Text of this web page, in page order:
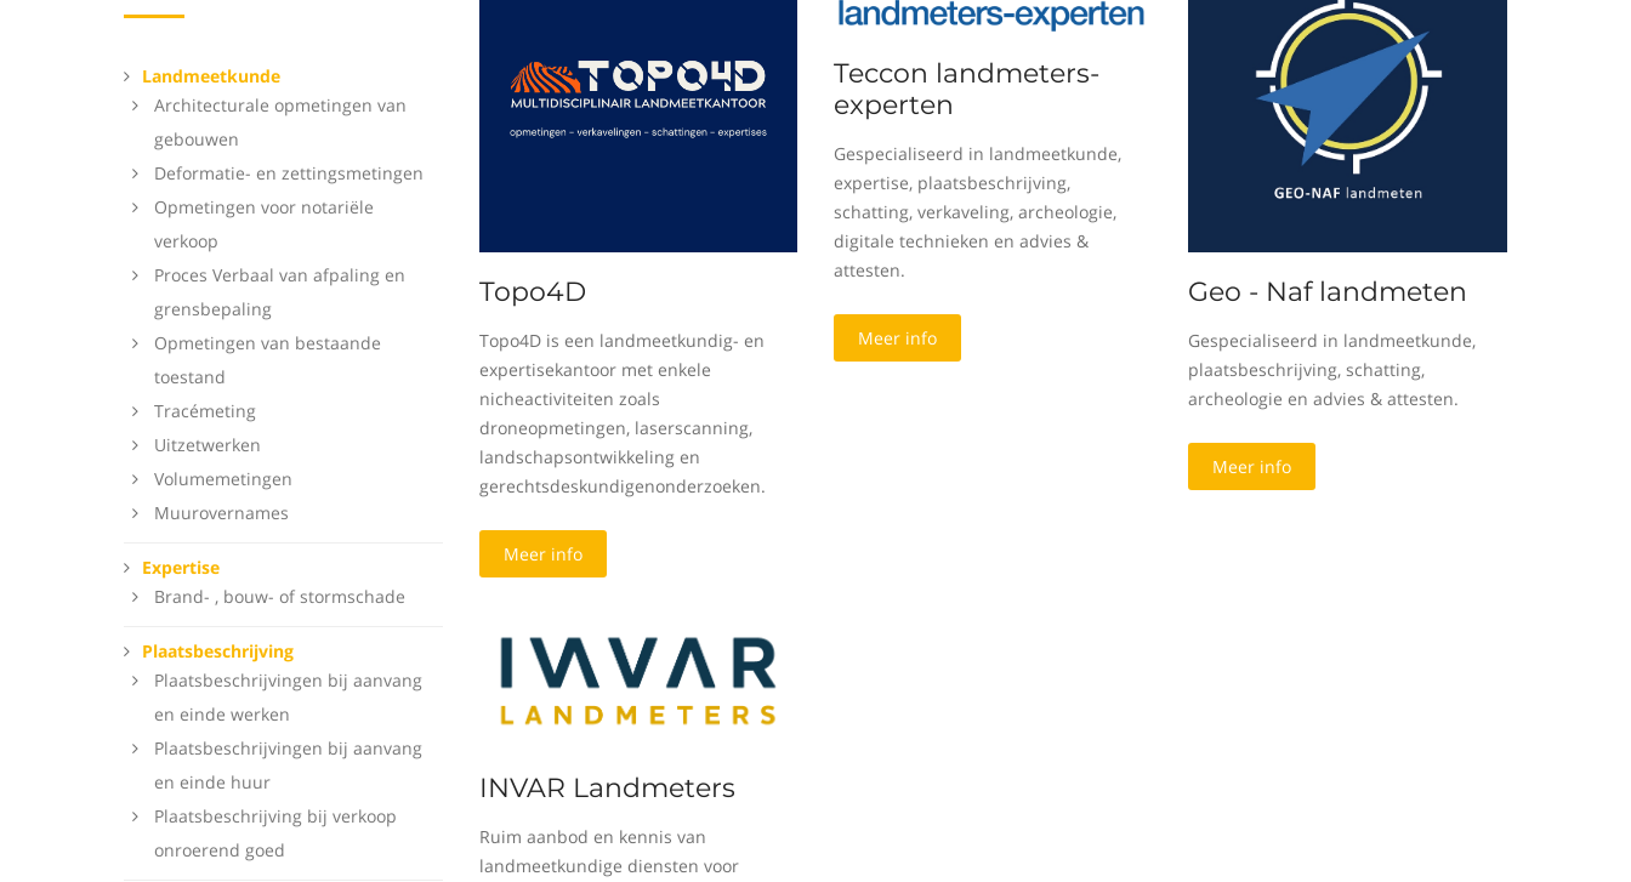
Landmeetkunde
Architecturale opmetingen van
gebouwen
Deformatie- en zettingsmetingen
Opmetingen voor notariële
verkoop
Proces Verbaal van afpaling en
grensbepaling
Opmetingen van bestaande
toestand
Tracémeting
Uitzetwerken
Volumemetingen
Muurovernames
Expertise
Brand- , bouw- of stormschade
Plaatsbeschrijving
Plaatsbeschrijvingen bij aanvang
en einde werken
Plaatsbeschrijvingen bij aanvang
en einde huur
Plaatsbeschrijving bij verkoop
onroerend goed
Topo4D
Topo4D is een landmeetkundig- en
expertisekantoor met enkele
nicheactiviteiten zoals
droneopmetingen, laserscanning,
landschapsontwikkeling en
gerechtsdeskundigenonderzoeken.
Meer info
Teccon landmeters-
experten
Gespecialiseerd in landmeetkunde,
expertise, plaatsbeschrijving,
schatting, verkaveling, archeologie,
digitale technieken en advies &
attesten.
Meer info
Geo - Naf landmeten
Gespecialiseerd in landmeetkunde,
plaatsbeschrijving, schatting,
archeologie en advies & attesten.
Meer info
INVAR Landmeters
Ruim aanbod en kennis van
landmeetkundige diensten voor